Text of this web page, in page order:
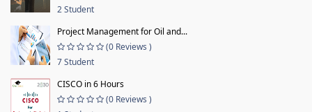
2 Student
Project Management for Oil and...
(0 Reviews )
7 Student
CISCO in 6 Hours
(0 Reviews )